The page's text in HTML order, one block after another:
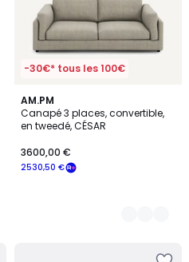
-30€* tous les 100€
AM.PM
Canapé 3 places, convertible,
en tweedé, CÉSAR
2530,50 €
3600,00 €
3
Couleurs